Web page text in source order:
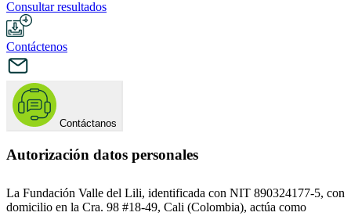
Consultar resultados
Contáctenos
Contáctanos
Autorización datos personales
La Fundación Valle del Lili, identificada con NIT 890324177-5, con
domicilio en la Cra. 98 #18-49, Cali (Colombia), actúa como